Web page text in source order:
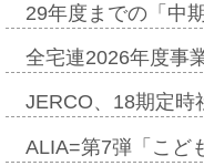
29年度までの「中
全宅連2026年度事
JERCO、18期定
ALIA=第7弾「こど